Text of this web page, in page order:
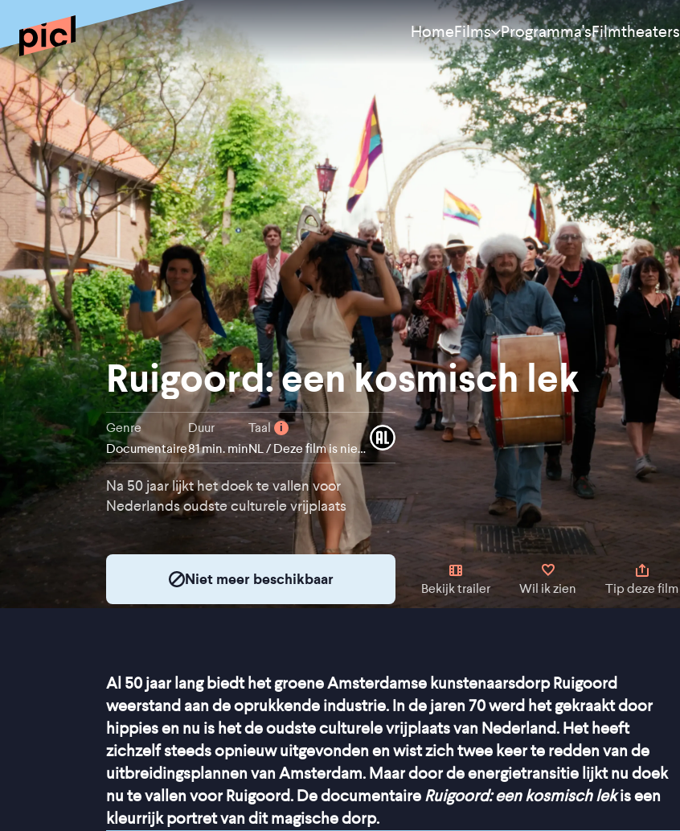
HomeFilms
Meest bekeken
Nieuw
Aanraders
Binnenkort
Alle films
Programma'sFilmtheaters
Ruigoord: een kosmisch lek
Genre
Documentaire
Duur
81 min. min
Taal i
NL / Deze film is niet ondertiteld
Na 50 jaar lijkt het doek te vallen voor
Nederlands oudste culturele vrijplaats
Niet meer beschikbaar
Bekijk trailer Wil ik zien Tip deze film
Al 50 jaar lang biedt het groene Amsterdamse kunstenaarsdorp Ruigoord
weerstand aan de oprukkende industrie. In de jaren 70 werd het gekraakt door
hippies en nu is het de oudste culturele vrijplaats van Nederland. Het heeft
zichzelf steeds opnieuw uitgevonden en wist zich twee keer te redden van de
uitbreidingsplannen van Amsterdam. Maar door de energietransitie lijkt nu doek
nu te vallen voor Ruigoord. De documentaire Ruigoord: een kosmisch lekis een
kleurrijk portret van dit magische dorp.